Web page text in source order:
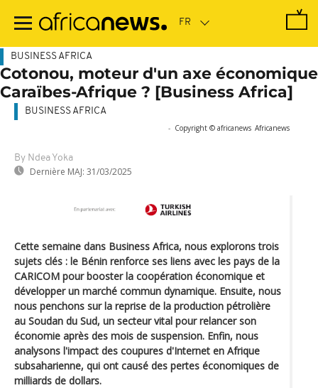
contenu
BUSINESS AFRICA
Cotonou, moteur d'un axe économique
Caraïbes-Afrique ? [Business Africa]
- Copyright © africanews Africanews
By Ndea Yoka
Dernière MAJ: 31/03/2025
BUSINESS AFRICA
Cette semaine dans Business Africa, nous explorons trois
sujets clés : le Bénin renforce ses liens avec les pays de la
CARICOM pour booster la coopération économique et
développer un marché commun dynamique. Ensuite, nous
nous penchons sur la reprise de la production pétrolière
au Soudan du Sud, un secteur vital pour relancer son
économie après des mois de suspension. Enfin, nous
analysons l'impact des coupures d'Internet en Afrique
subsaharienne, qui ont causé des pertes économiques de
milliards de dollars.